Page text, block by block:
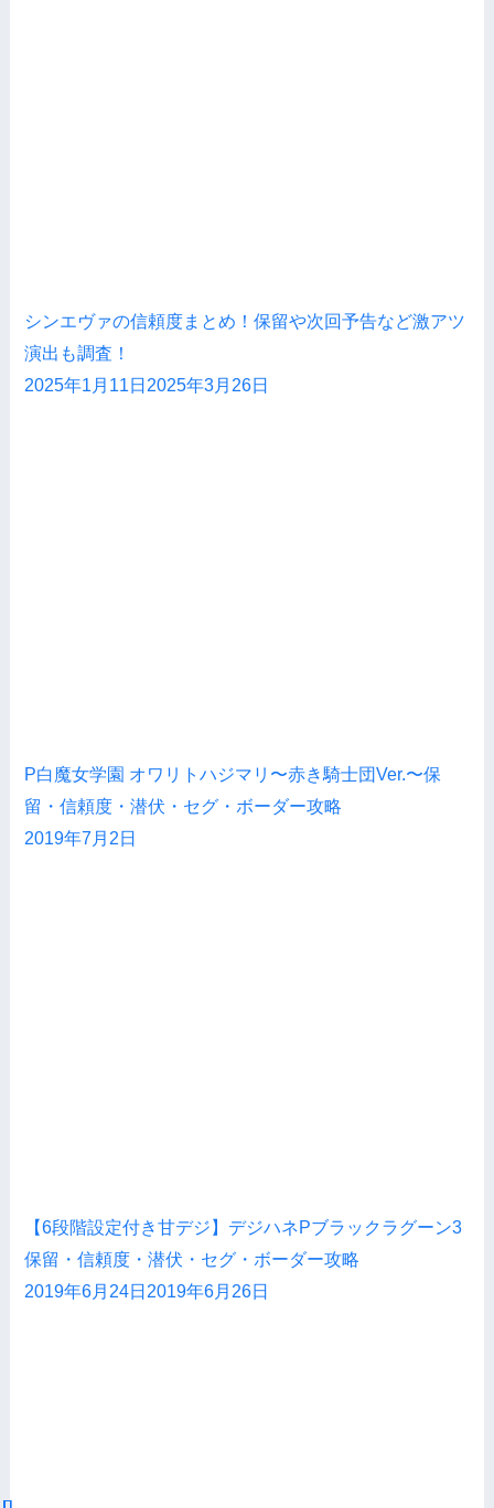
シンエヴァの信頼度まとめ！保留や次回予告など激アツ
演出も調査！
2025年1月11日 2025年3月26日
P白魔女学園 オワリトハジマリ〜赤き騎士団Ver.〜保
留・信頼度・潜伏・セグ・ボーダー攻略
2019年7月2日
【6段階設定付き甘デジ】デジハネPブラックラグーン3
保留・信頼度・潜伏・セグ・ボーダー攻略
2019年6月24日 2019年6月26日